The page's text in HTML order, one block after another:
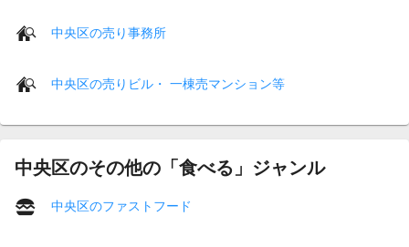
中央区の売り事務所
中央区の売りビル・ 一棟売マンション等
中央区のその他の「食べる」ジャンル
中央区のファストフード